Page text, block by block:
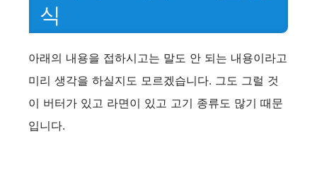
식
아래의 내용을 접하시고는 말도 안 되는 내용이라고
미리 생각을 하실지도 모르겠습니다. 그도 그럴 것
이 버터가 있고 라면이 있고 고기 종류도 많기 때문
입니다.